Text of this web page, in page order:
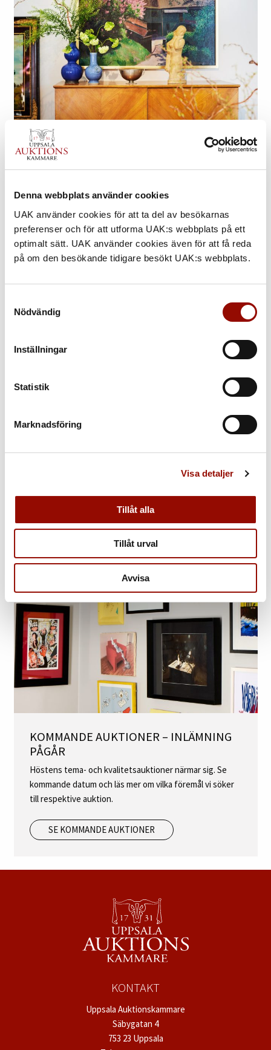
Denna webbplats använder cookies
UAK använder cookies för att ta del av besökarnas
preferenser och för att utforma UAK:s webbplats på ett
optimalt sätt. UAK använder cookies även för att få reda
på om den besökande tidigare besökt UAK:s webbplats.
Nödvändig
Inställningar
Statistik
Marknadsföring
Visa detaljer
Tillåt alla
Tillåt urval
Avvisa
UPPTÄCK VÅRA ONLINEAUKTIONER
design, antikviteter, smycken och mycket mer.
TILL ONLINEAUKTIONERNA
gå igenom? Vi gör dagligen hembesök för värdering och
BOKA HEMBESÖK
KOMMANDE AUKTIONER – INLÄMNING
PÅGÅR
Höstens tema- och kvalitetsauktioner närmar sig. Se
kommande datum och läs mer om vilka föremål vi söker
till respektive auktion.
SE KOMMANDE AUKTIONER
KONTAKT
Uppsala Auktionskammare
Säbygatan 4
753 23 Uppsala